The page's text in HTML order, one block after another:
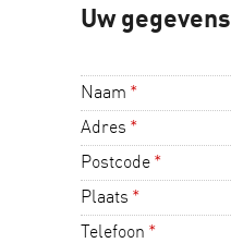
Uw gegevens
Naam *
Adres *
Postcode *
Plaats *
Telefoon *